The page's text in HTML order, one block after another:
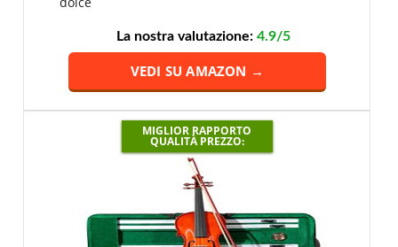
La nostra valutazione: 4.9/5
VEDI SU AMAZON →
MIGLIOR RAPPORTO
QUALITÀ PREZZO: